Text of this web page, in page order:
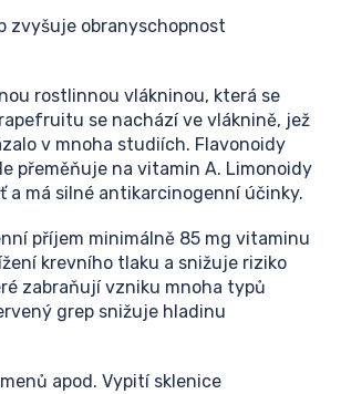
zvyšuje obranyschopnost
rostlinnou vlákninou, která se
se nachází ve vláknině, jež
v mnoha studiích. Flavonoidy
přeměňuje na vitamin A. Limonoidy
má silné antikarcinogenní účinky.
příjem minimálně 85 mg vitaminu
krevního tlaku a snižuje riziko
zabraňují vzniku mnoha typů
grep snižuje hladinu
apod. Vypití sklenice